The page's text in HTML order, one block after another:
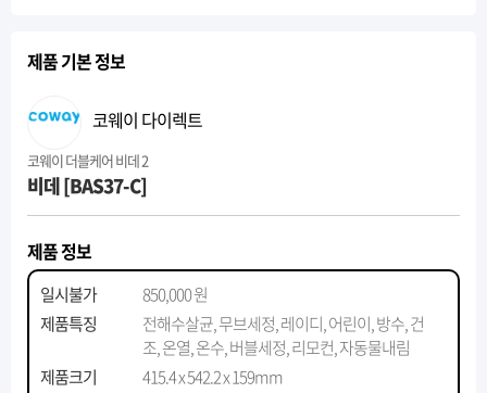
제품 기본 정보
코웨이 다이렉트
코웨이 더블케어 비데 2
비데 [BAS37-C]
제품 정보
일시불가
850,000 원
제품특징
전해수살균, 무브세정, 레이디, 어린이, 방수, 건
조, 온열, 온수, 버블세정, 리모컨, 자동물내림
제품크기
415.4 x 542.2 x 159mm